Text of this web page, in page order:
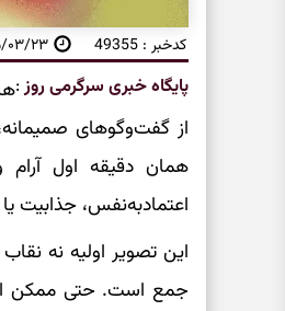
کدخبر : 49355 ۱۴۰۵/۰۳/۲۳
پایگاه خبری سرگرمی روز:
از گفت‌وگوهای
همان دقیقه اول
اعتمادبه‌نفس، جذابیت
این تصویر اولیه نه
جمع است. حتی ممکن